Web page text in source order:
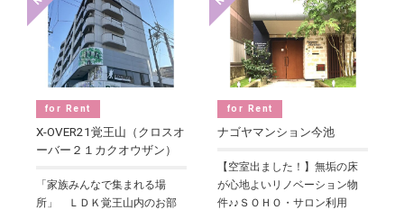
for Rent
X-OVER21覚王山（クロスオ
ーバー２１カクオウザン）
「家族みんなで集まれる場
所」 ＬＤＫ覚王山内のお部
for Rent
ナゴヤマンション今池
【空室出ました！】無垢の床
が心地よいリノベーション物
件♪♪ＳＯＨＯ・サロン利用